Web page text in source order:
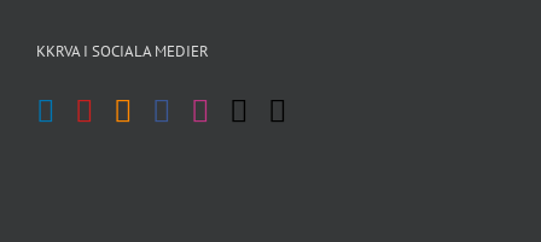
KKRVA I SOCIALA MEDIER